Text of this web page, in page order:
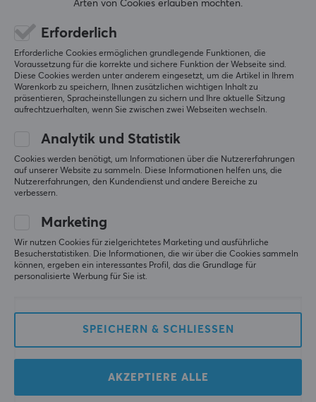
Cat6
Technik
U/UTP
Formfaktor
Farbe
Grau
Herstellergarantie
2 jahr garantie
GRÖSSE UND GEWICHT
5.0
Basierend auf 1 Bewertung
5
100%
4
0%
3
0%
2
1
0%
GEBE EINE BEWERTUNG AB
Relevanz
Jøran B
Verifizierter Käufer
Level 6
Pwned Specialist
PC
Playstation
praktisch, etwas Länge übrig zu haben, sagte die
Original anzeigen
Lanberg Cat6 UTP Patchkabel 20 Meter Grau
Arten von Cookies erlauben möchten.
Erforderlich
Erforderliche Cookies ermöglichen grundlegende Funktionen, die
Voraussetzung für die korrekte und sichere Funktion der Webseite sind.
Diese Cookies werden unter anderem eingesetzt, um die Artikel in Ihrem
Warenkorb zu speichern, Ihnen zusätzlichen wichtigen Inhalt zu
präsentieren, Spracheinstellungen zu sichern und Ihre aktuelle Sitzung
aufrechtzuerhalten, wenn Sie zwischen zwei Webseiten wechseln.
Analytik und Statistik
Cookies werden benötigt, um Informationen über die Nutzererfahrungen
auf unserer Website zu sammeln. Diese Informationen helfen uns, die
Nutzererfahrungen, den Kundendienst und andere Bereiche zu
verbessern.
Marketing
Wir nutzen Cookies für zielgerichtetes Marketing und ausführliche
Besucherstatistiken. Die Informationen, die wir über die Cookies sammeln
können, ergeben ein interessantes Profil, das die Grundlage für
personalisierte Werbung für Sie ist.
SPEICHERN & SCHLIESSEN
AKZEPTIERE ALLE